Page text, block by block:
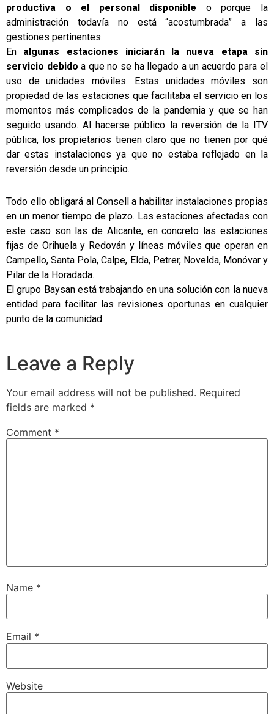
productiva o el personal disponible o porque la
administración todavía no está “acostumbrada” a las
gestiones pertinentes.
En algunas estaciones iniciarán la nueva etapa sin
servicio debido a que no se ha llegado a un acuerdo para el
uso de unidades móviles. Estas unidades móviles son
propiedad de las estaciones que facilitaba el servicio en los
momentos más complicados de la pandemia y que se han
seguido usando. Al hacerse público la reversión de la ITV
pública, los propietarios tienen claro que no tienen por qué
dar estas instalaciones ya que no estaba reflejado en la
reversión desde un principio.
Todo ello obligará al Consell a habilitar instalaciones propias
en un menor tiempo de plazo. Las estaciones afectadas con
este caso son las de Alicante, en concreto las estaciones
fijas de Orihuela y Redován y líneas móviles que operan en
Campello, Santa Pola, Calpe, Elda, Petrer, Novelda, Monóvar y
Pilar de la Horadada.
El grupo Baysan está trabajando en una solución con la nueva
entidad para facilitar las revisiones oportunas en cualquier
punto de la comunidad.
Leave a Reply
Your email address will not be published. Required
fields are marked *
Comment *
Name *
Email *
Website